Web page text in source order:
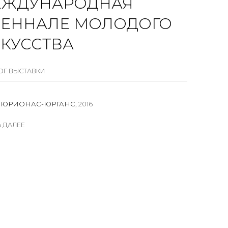
МОЛОДОГО
ВЫСТАВКИ
ЮРГАНС ,2016
ДАЛЕЕ